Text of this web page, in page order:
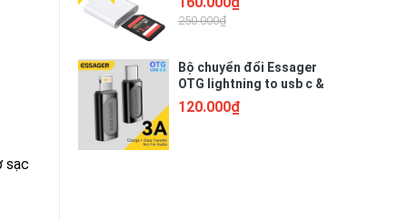
sạc
250.000₫
Bộ chuyển đổi Essager
OTG lightning to usb c &
type c to lightning
120.000₫